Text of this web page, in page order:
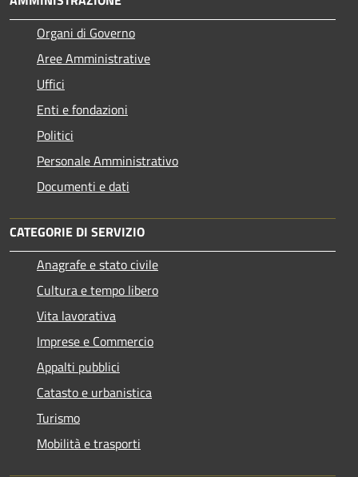
Organi di Governo
Aree Amministrative
Uffici
Enti e fondazioni
Politici
Personale Amministrativo
Documenti e dati
CATEGORIE DI SERVIZIO
Anagrafe e stato civile
Cultura e tempo libero
Vita lavorativa
Imprese e Commercio
Appalti pubblici
Catasto e urbanistica
Turismo
Mobilità e trasporti